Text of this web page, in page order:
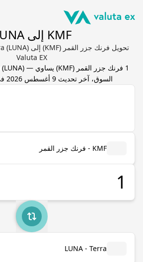
KMF إلى LUNA
Valuta EX
1 فرنك جزر القمر (
KMF) يساوي—
(LUNA
السوق، آخر تحديث9 أغسطس 2026 في 6:50 ص UTC
KMF - فرنك جزر القمر
LUNA - Terra